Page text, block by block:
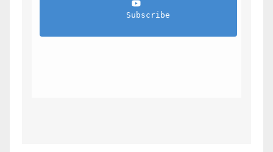
                Subscribe